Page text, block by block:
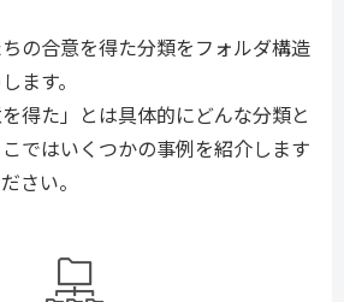
の合意を得た分類をフォルダ構造
ます。
を得た」とは具体的にどんな分類と
ではいくつかの事例を紹介します
さい。